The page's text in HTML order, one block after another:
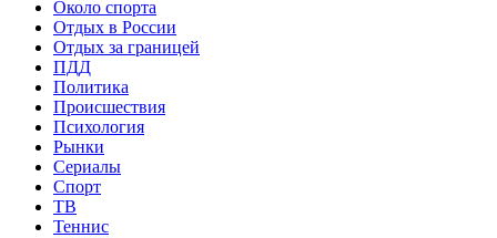
Около спорта
Отдых в России
Отдых за границей
ПДД
Политика
Происшествия
Психология
Рынки
Сериалы
Спорт
ТВ
Теннис